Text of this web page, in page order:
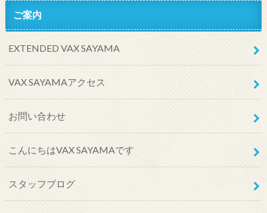
ご案内
EXTENDED VAX SAYAMA
VAX SAYAMAアクセス
お問い合わせ
こんにちはVAX SAYAMAです
スタッフブログ